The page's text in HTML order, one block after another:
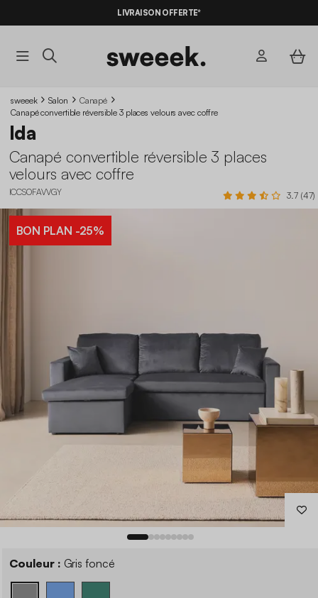
LIVRAISON OFFERTE*
sweeek Salon
Canapé
Canapé convertible réversible 3 places velours avec coffre
Ida
Canapé convertible réversible 3 places
velours avec coffre
ICCSOFAVVGY 3.7 (47)
BON PLAN -25%
Couleur : Gris foncé